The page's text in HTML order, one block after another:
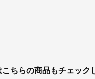
ちらの商品もチェック